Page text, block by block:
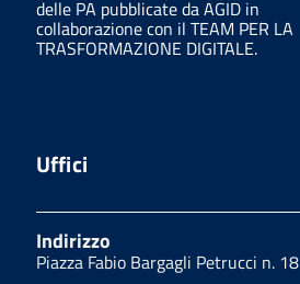
delle PA pubblicate da AGID in
collaborazione con il TEAM PER LA
TRASFORMAZIONE DIGITALE.
Uffici
Indirizzo
Piazza Fabio Bargagli Petrucci n. 18